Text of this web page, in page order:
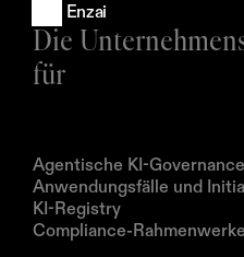
Enzai
Die
für
Agentische KI-Governance
Anwendungsfälle und
KI-Registry
Compliance-Rahmenwerke